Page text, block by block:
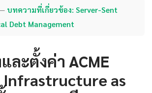
บทความที่เกี่ยวข้อง: Server-Sent
Debt Management
ละตั้งค่า ACME
Infrastructure as